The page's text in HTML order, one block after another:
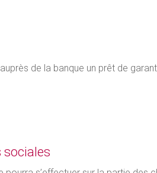
de la banque un prêt de
sociales